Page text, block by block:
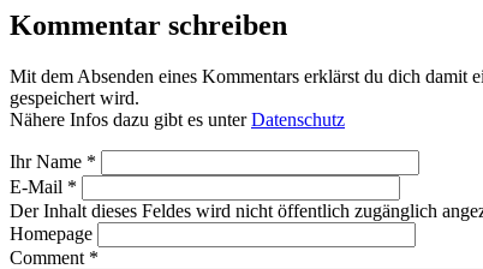
Kommentar schreiben
Mit dem Absenden eines Kommentars erklärst du dich damit
gespeichert wird.
Nähere Infos dazu gibt es unterDatenschutz
Ihr Name *
E-Mail *
Der Inhalt dieses Feldes wird nicht öffentlich zugänglich
Homepage
Comment *